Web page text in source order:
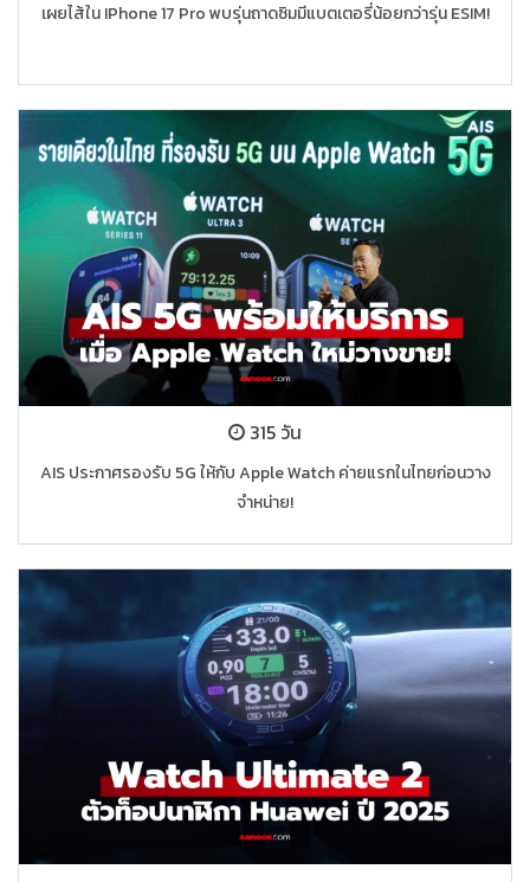
เผยไส้ใน IPhone 17 Pro พบรุ่นถาดซิมมีแบตเตอรี่น้อยกว่ารุ่น ESIM!
315 วัน
AIS ประกาศรองรับ 5G ให้กับ Apple Watch ค่ายแรกในไทยก่อนวาง
จำหน่าย!